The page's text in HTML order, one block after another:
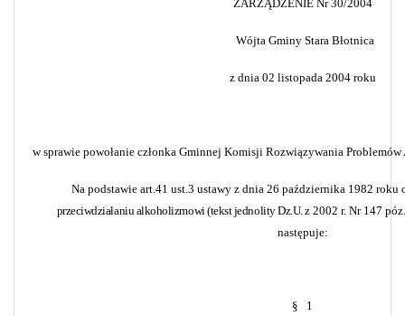
ZARZĄDZENIE Nr 30/2004
Wójta Gminy Stara Błotnica
z dnia 02 listopada 2004 roku
w sprawie powołanie członka Gminnej Komisji Rozwiązywania Problemów
Na podstawie art.41 ust.3 ustawy z dnia 26 października 1982 roku
przeciwdziałaniu alkoholizmowi (tekst jednolity Dz.U.z 2002 r. Nr 147
następuje:
§ 1